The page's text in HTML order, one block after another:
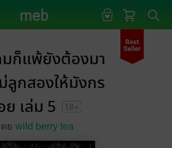
มก็แพ้ยังต้องมา
ลูกสองให้มังกร
ย เล่ม 5
ย wild berry tea